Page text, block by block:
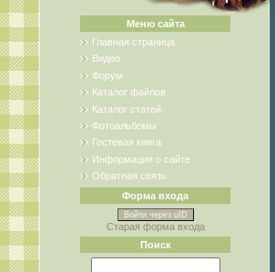
Меню сайта
Главная страница
Видео
Форум
Каталог файлов
Каталог статей
Фотоальбомы
Гостевая книга
Информация о сайте
Обратная связь
Форма входа
Войти через uID
Старая форма входа
Поиск